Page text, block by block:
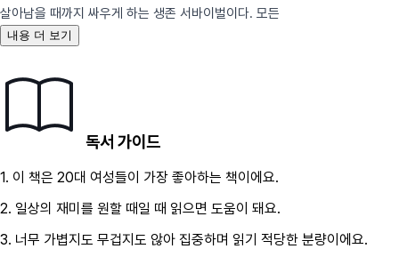
살아남을 때까지 싸우게 하는 생존 서바이벌이다. 모든
내용 더 보기
독서 가이드
1. 이 책은 20대 여성들이 가장 좋아하는 책이에요.
2. 일상의 재미를 원할 때일 때 읽으면 도움이 돼요.
3. 너무 가볍지도 무겁지도 않아 집중하며 읽기 적당한 분량이에요.